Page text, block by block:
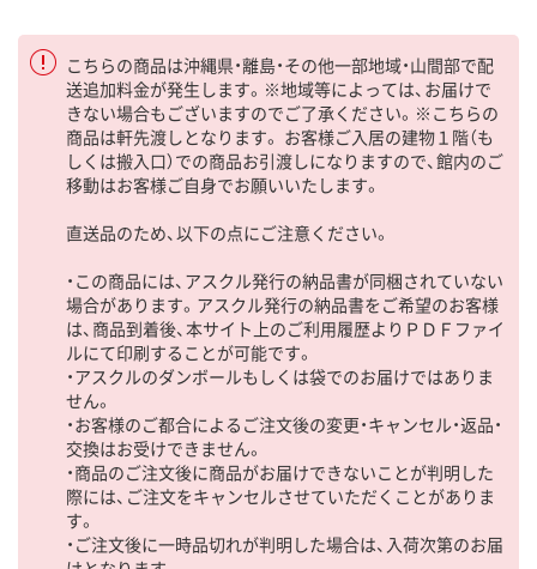
こちらの商品は沖縄県・離島・その他一部地域・山間部で配
送追加料金が発生します。※地域等によっては、お届けで
きない場合もございますのでご了承ください。※こちらの
商品は軒先渡しとなります。 お客様ご入居の建物１階（も
しくは搬入口）での商品お引渡しになりますので、館内のご
移動はお客様ご自身でお願いいたします。
直送品のため、以下の点にご注意ください。
・この商品には、アスクル発行の納品書が同梱されていない
場合があります。アスクル発行の納品書をご希望のお客様
は、商品到着後、本サイト上のご利用履歴よりＰＤＦファイ
ルにて印刷することが可能です。
・アスクルのダンボールもしくは袋でのお届けではありま
せん。
・お客様のご都合によるご注文後の変更・キャンセル・返品・
交換はお受けできません。
・商品のご注文後に商品がお届けできないことが判明した
際には、ご注文をキャンセルさせていただくことがありま
す。
・ご注文後に一時品切れが判明した場合は、入荷次第のお届